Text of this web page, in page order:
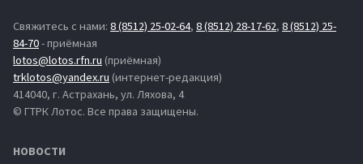
Свяжитесь с нами: 8 (8512) 25-02-64, 8 (8512) 28-17-62, 8 (8512) 25-
84-70- приёмная
lotos@lotos.rfn.ru (приёмная)
trklotos@yandex.ru (интернет-редакция)
414040, г. Астрахань, ул. Ляхова, 4
© ГТРК Лотос. Все права защищены.
НОВОСТИ